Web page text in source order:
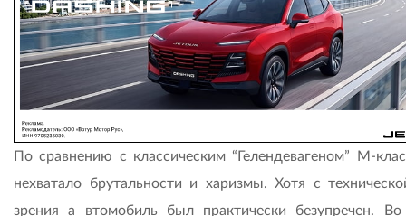
По сравнению с классическим “Гелендевагеном” М-
нехватало брутальности и харизмы. Хотя с
зрения а втомобиль был практически безупречен. Во